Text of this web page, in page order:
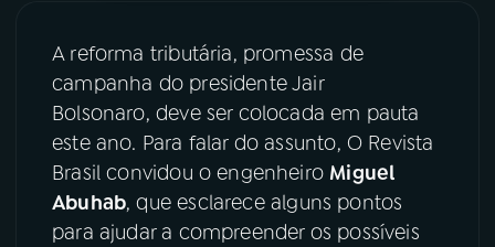
07ÚLTIMAS
08FESTIVAL DE MÚSICA
ACOMPANHE A RÁDIO NACIONAL
A reforma tributária, promessa de
campanha do presidente Jair
Bolsonaro, deve ser colocada em pauta
este ano. Para falar do assunto, O Revista
Brasil convidou o engenheiro Miguel
Abuhab, que esclarece alguns pontos
para ajudar a compreender os possíveis